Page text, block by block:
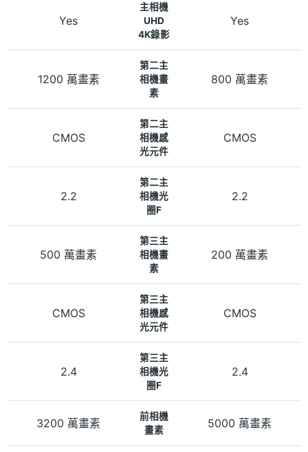
Yes
主相機
UHD
4K錄影
Yes
1200 萬畫素
第二主
相機畫
素
800 萬畫素
CMOS
第二主
相機感
光元件
CMOS
2.2
第二主
相機光
圈F
2.2
500 萬畫素
第三主
相機畫
素
200 萬畫素
CMOS
第三主
相機感
光元件
CMOS
2.4
第三主
相機光
圈F
2.4
3200 萬畫素
前相機
畫素
5000 萬畫素